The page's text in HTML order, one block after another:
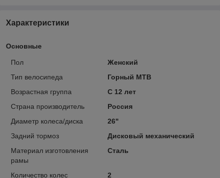
Характеристики
Основные
Пол
Женский
Тип велосипеда
Горный MTB
Возрастная группа
С 12 лет
Страна производитель
Россия
Диаметр колеса/диска
26"
Задний тормоз
Дисковый механический
Материал изготовления
рамы
Сталь
Количество колес 2